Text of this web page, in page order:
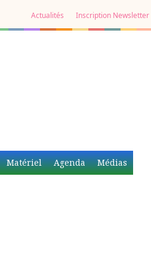
Actualités Inscription Newsletter
Matériel Agenda Médias